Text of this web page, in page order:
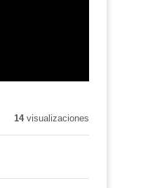
14visualizaciones